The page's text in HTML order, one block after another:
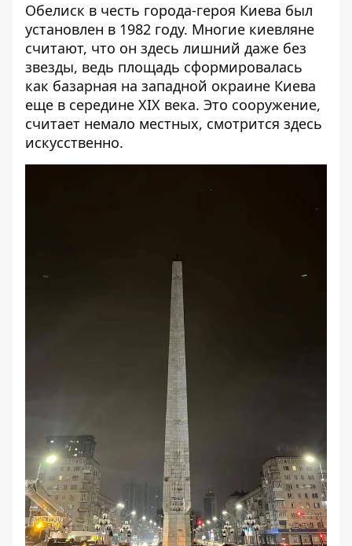
Обелиск в честь города-героя Киева был
установлен в 1982 году. Многие киевляне
считают, что он здесь лишний даже без
звезды, ведь площадь сформировалась
как базарная на западной окраине Киева
еще в середине XIX века. Это сооружение,
считает немало местных, смотрится здесь
искусственно.